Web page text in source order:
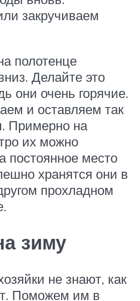
закручиваем
полотенце
Делайте это
они очень горячие.
и оставляем так
Примерно на
их можно
постоянное место
хранятся они в
прохладном
зиму
не знают, как
Поможем им в